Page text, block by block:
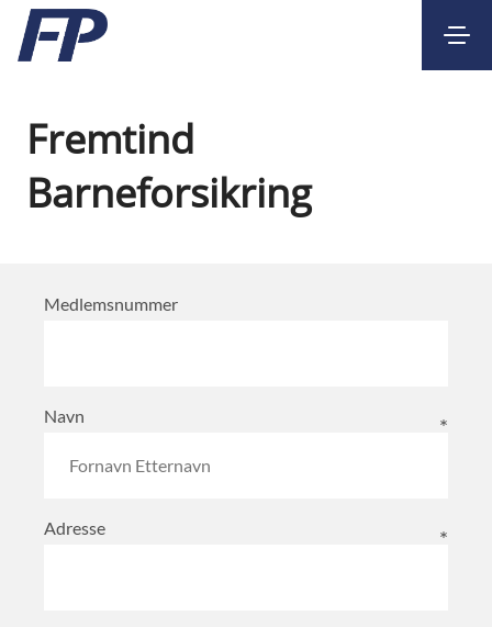
Fremtind
Barneforsikring
Medlemsnummer
Navn
Adresse